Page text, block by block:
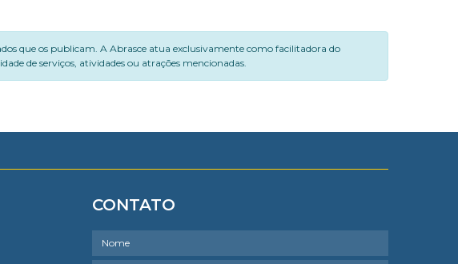
que os publicam. A Abrasce atua exclusivamente como facilitadora do
de serviços, atividades ou atrações mencionadas.
CONTATO